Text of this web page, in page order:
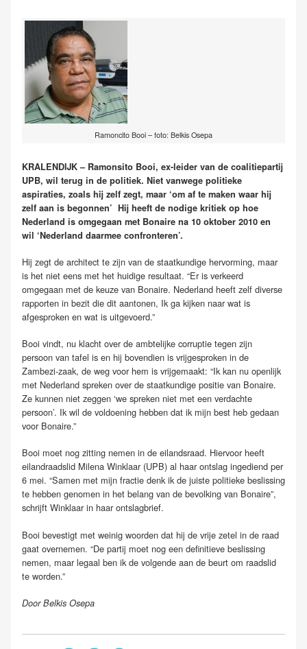
Ramoncito Booi – foto: Belkis Osepa
KRALENDIJK – Ramonsito Booi, ex-leider van de coalitiepartij
UPB, wil terug in de politiek. Niet vanwege politieke
aspiraties, zoals hij zelf zegt, maar ‘om af te maken waar hij
zelf aan is begonnen’ Hij heeft de nodige kritiek op hoe
Nederland is omgegaan met Bonaire na 10 oktober 2010 en
wil ‘Nederland daarmee confronteren’.
Hij zegt de architect te zijn van de staatkundige hervorming, maar
is het niet eens met het huidige resultaat. “Er is verkeerd
omgegaan met de keuze van Bonaire. Nederland heeft zelf diverse
rapporten in bezit die dit aantonen, Ik ga kijken naar wat is
afgesproken en wat is uitgevoerd.”
Booi vindt, nu klacht over de ambtelijke corruptie tegen zijn
persoon van tafel is en hij bovendien is vrijgesproken in de
Zambezi-zaak, de weg voor hem is vrijgemaakt: “Ik kan nu openlijk
met Nederland spreken over de staatkundige positie van Bonaire.
Ze kunnen niet zeggen ‘we spreken niet met een verdachte
persoon’. Ik wil de voldoening hebben dat ik mijn best heb gedaan
voor Bonaire.”
Booi moet nog zitting nemen in de eilandsraad. Hiervoor heeft
eilandraadslid Milena Winklaar (UPB) al haar ontslag ingediend per
6 mei. “Samen met mijn fractie denk ik de juiste politieke beslissing
te hebben genomen in het belang van de bevolking van Bonaire”,
schrijft Winklaar in haar ontslagbrief.
Booi bevestigt met weinig woorden dat hij de vrije zetel in de raad
gaat overnemen. “De partij moet nog een definitieve beslissing
nemen, maar legaal ben ik de volgende aan de beurt om raadslid
te worden.”
Door Belkis Osepa